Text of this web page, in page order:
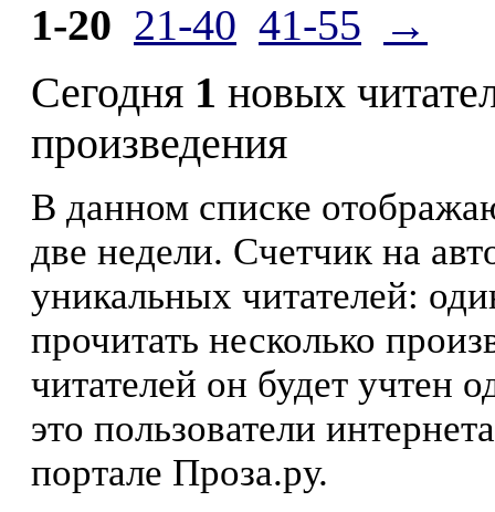
1-20 21-40 41-55
→
Сегодня 1 новых
произведения
В данном списке
две недели. Счетчик на
уникальных читателей:
прочитать несколько
читателей он будет учтен
это пользователи
портале Проза.ру.